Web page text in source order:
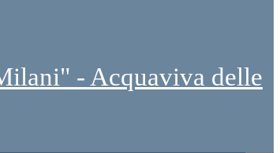
- Acquaviva delle